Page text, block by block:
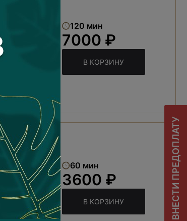
120 мин
7000 ₽
В КОРЗИНУ
60 мин
3600 ₽
В КОРЗИНУ ВНЕСТИ ПРЕДОПЛАТУ